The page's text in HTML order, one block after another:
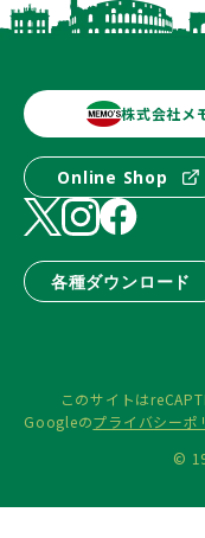
株式会社メ
Online Shop
各種ダウンロード
このサイトは
Googleのプライバシーポ
©